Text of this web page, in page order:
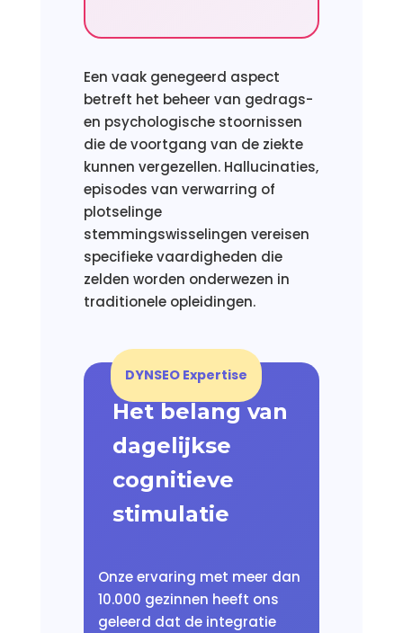
Een vaak genegeerd aspect
betreft het beheer van gedrags-
en psychologische stoornissen
die de voortgang van de ziekte
kunnen vergezellen. Hallucinaties,
episodes van verwarring of
plotselinge
stemmingswisselingen vereisen
specifieke vaardigheden die
zelden worden onderwezen in
traditionele opleidingen.
DYNSEO Expertise
Het belang van
dagelijkse
cognitieve
stimulatie
Onze ervaring met meer dan
10.000 gezinnen heeft ons
geleerd dat de integratie